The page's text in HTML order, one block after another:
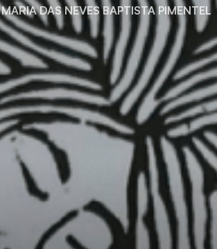
MARIA DAS NEVES BAPTISTA PIMENTEL